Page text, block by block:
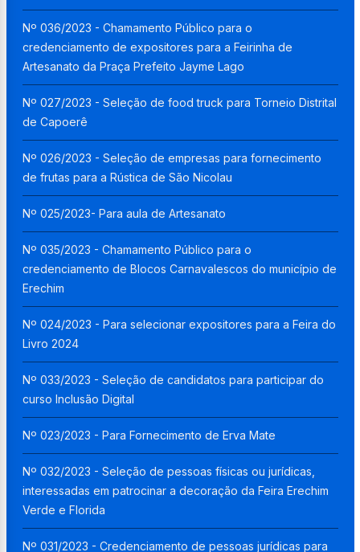
Nº 036/2023 - Chamamento Público para o
credenciamento de expositores para a Feirinha de
Artesanato da Praça Prefeito Jayme Lago
Nº 027/2023 - Seleção de food truck para Torneio Distrital
de Capoerê
Nº 026/2023 - Seleção de empresas para fornecimento
de frutas para a Rústica de São Nicolau
Nº 025/2023- Para aula de Artesanato
Nº 035/2023 - Chamamento Público para o
credenciamento de Blocos Carnavalescos do município de
Erechim
Nº 024/2023 - Para selecionar expositores para a Feira do
Livro 2024
Nº 033/2023 - Seleção de candidatos para participar do
curso Inclusão Digital
Nº 023/2023 - Para Fornecimento de Erva Mate
Nº 032/2023 - Seleção de pessoas físicas ou jurídicas,
interessadas em patrocinar a decoração da Feira Erechim
Verde e Florida
Nº 031/2023 - Credenciamento de pessoas jurídicas para